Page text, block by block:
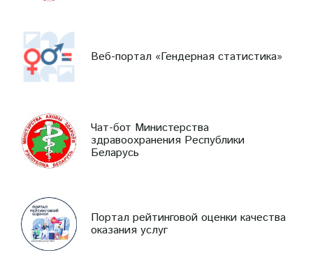
Веб-портал «Гендерная статистика»
Чат-бот Министерства
здравоохранения Республики
Беларусь
Портал рейтинговой оценки качества
оказания услуг